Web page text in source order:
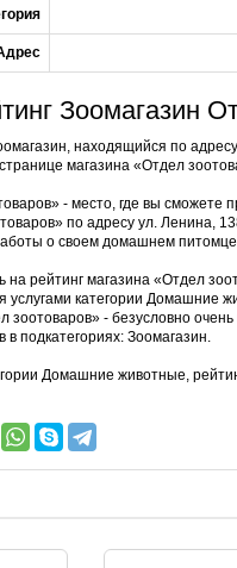
Зоомагазин
находящийся по
магазина «Отдел
- место, где вы сможете
по адресу ул. Ленина,
о своем домашнем
на рейтинг магазина «Отдел
услугами категории
зоотоваров» - безусловно
в подкатегориях: Зоомагазин.
Домашние животные,